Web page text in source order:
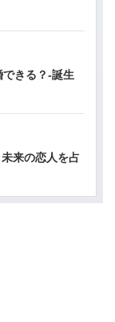
きる？-誕生
来の恋人を占